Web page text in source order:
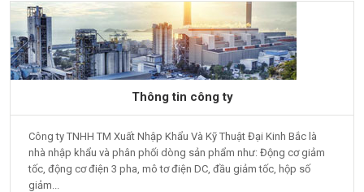
Thông tin công ty
Công ty TNHH TM Xuất Nhập Khẩu Và Kỹ Thuật Đại Kinh Bắc là
nhà nhập khẩu và phân phối dòng sản phẩm như: Động cơ giảm
tốc, động cơ điện 3 pha, mô tơ điện DC, đầu giảm tốc, hộp số
giảm...